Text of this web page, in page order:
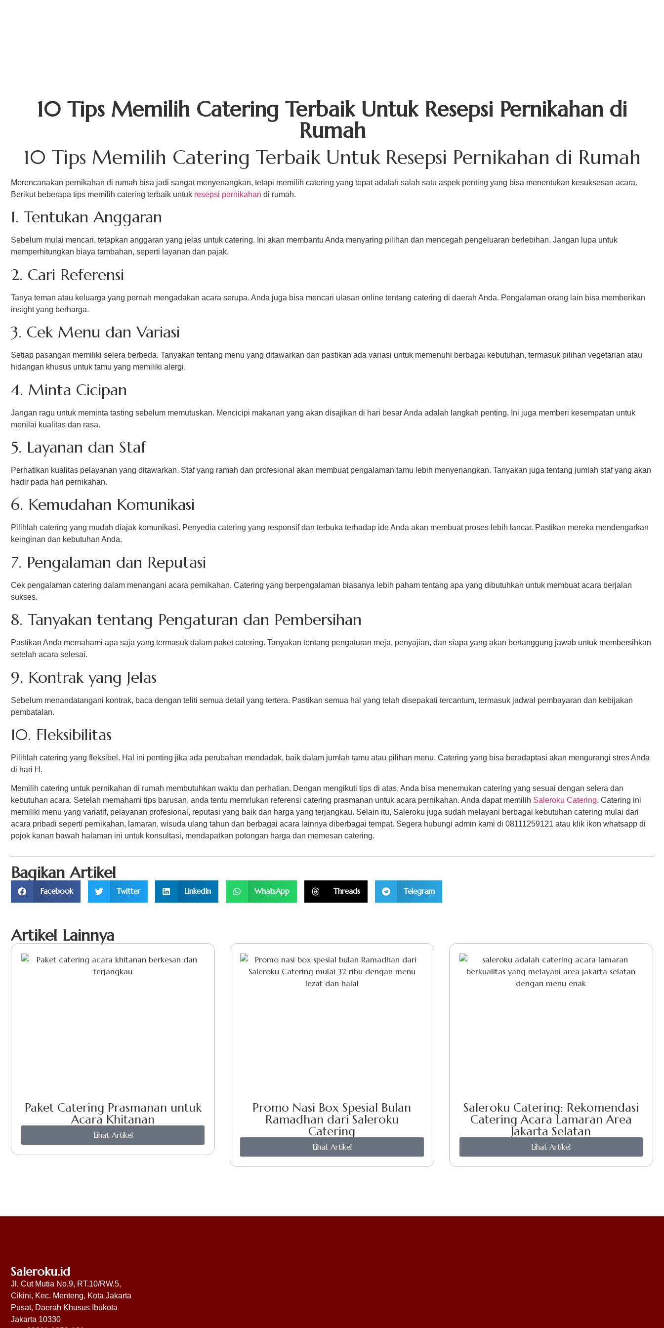
10 Tips Memilih Catering Terbaik Untuk Resepsi Pernikahan di
Rumah
10 Tips Memilih Catering Terbaik Untuk Resepsi Pernikahan di Rumah
Merencanakan pernikahan di rumah bisa jadi sangat menyenangkan, tetapi memilih catering yang tepat adalah salah satu aspek penting yang bisa menentukan kesuksesan acara.
Berikut beberapa tips memilih catering terbaik untuk resepsi pernikahan di rumah.
1. Tentukan Anggaran
Sebelum mulai mencari, tetapkan anggaran yang jelas untuk catering. Ini akan membantu Anda menyaring pilihan dan mencegah pengeluaran berlebihan. Jangan lupa untuk
memperhitungkan biaya tambahan, seperti layanan dan pajak.
2. Cari Referensi
Tanya teman atau keluarga yang pernah mengadakan acara serupa. Anda juga bisa mencari ulasan online tentang catering di daerah Anda. Pengalaman orang lain bisa memberikan
insight yang berharga.
3. Cek Menu dan Variasi
Setiap pasangan memiliki selera berbeda. Tanyakan tentang menu yang ditawarkan dan pastikan ada variasi untuk memenuhi berbagai kebutuhan, termasuk pilihan vegetarian atau
hidangan khusus untuk tamu yang memiliki alergi.
4. Minta Cicipan
Jangan ragu untuk meminta tasting sebelum memutuskan. Mencicipi makanan yang akan disajikan di hari besar Anda adalah langkah penting. Ini juga memberi kesempatan untuk
menilai kualitas dan rasa.
5. Layanan dan Staf
Perhatikan kualitas pelayanan yang ditawarkan. Staf yang ramah dan profesional akan membuat pengalaman tamu lebih menyenangkan. Tanyakan juga tentang jumlah staf yang akan
hadir pada hari pernikahan.
6. Kemudahan Komunikasi
Pilihlah catering yang mudah diajak komunikasi. Penyedia catering yang responsif dan terbuka terhadap ide Anda akan membuat proses lebih lancar. Pastikan mereka mendengarkan
keinginan dan kebutuhan Anda.
7. Pengalaman dan Reputasi
Cek pengalaman catering dalam menangani acara pernikahan. Catering yang berpengalaman biasanya lebih paham tentang apa yang dibutuhkan untuk membuat acara berjalan
sukses.
8. Tanyakan tentang Pengaturan dan Pembersihan
Pastikan Anda memahami apa saja yang termasuk dalam paket catering. Tanyakan tentang pengaturan meja, penyajian, dan siapa yang akan bertanggung jawab untuk membersihkan
setelah acara selesai.
9. Kontrak yang Jelas
Sebelum menandatangani kontrak, baca dengan teliti semua detail yang tertera. Pastikan semua hal yang telah disepakati tercantum, termasuk jadwal pembayaran dan kebijakan
pembatalan.
10. Fleksibilitas
Pilihlah catering yang fleksibel. Hal ini penting jika ada perubahan mendadak, baik dalam jumlah tamu atau pilihan menu. Catering yang bisa beradaptasi akan mengurangi stres Anda
di hari H.
Memilih catering untuk pernikahan di rumah membutuhkan waktu dan perhatian. Dengan mengikuti tips di atas, Anda bisa menemukan catering yang sesuai dengan selera dan
kebutuhan acara. Setelah memahami tips barusan, anda tentu memrlukan referensi catering prasmanan untuk acara pernikahan. Anda dapat memilih Saleroku Catering. Catering ini
memiliki menu yang variatif, pelayanan profesional, reputasi yang baik dan harga yang terjangkau. Selain itu, Saleroku juga sudah melayani berbagai kebutuhan catering mulai dari
acara pribadi seperti pernikahan, lamaran, wisuda ulang tahun dan berbagai acara lainnya diberbagai tempat. Segera hubungi admin kami di 08111259121 atau klik ikon whatsapp di
pojok kanan bawah halaman ini untuk konsultasi, mendapatkan potongan harga dan memesan catering.
Bagikan Artikel
Facebook Twitter LinkedIn WhatsApp Threads Telegram
Artikel Lainnya
Paket Catering Prasmanan untuk
Acara Khitanan
Lihat Artikel
Promo Nasi Box Spesial Bulan
Ramadhan dari Saleroku
Catering
Lihat Artikel
Saleroku Catering: Rekomendasi
Catering Acara Lamaran Area
Jakarta Selatan
Lihat Artikel
Saleroku.id
Jl. Cut Mutia No.9, RT.10/RW.5,
Cikini, Kec. Menteng, Kota Jakarta
Pusat, Daerah Khusus Ibukota
Jakarta 10330